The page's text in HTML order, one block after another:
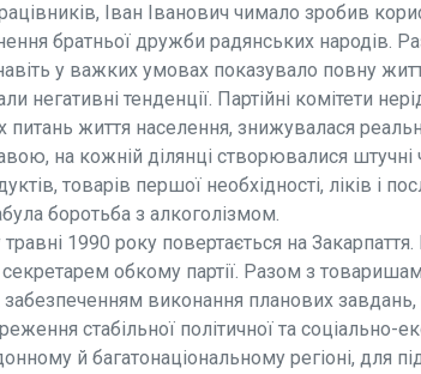
Іван Іванович чимало зробив
братньої дружби радянських народів.
у важких умовах показувало повну
негативні тенденції. Партійні комітети
питань життя населення, знижувалася
на кожній ділянці створювалися
товарів першої необхідності, ліків і
боротьба з алкоголізмом.
1990 року повертається на Закарпаття.
обкому партії. Разом з
виконання планових завдань,
стабільної політичної та соціально-
й багатонаціональному регіоні, для